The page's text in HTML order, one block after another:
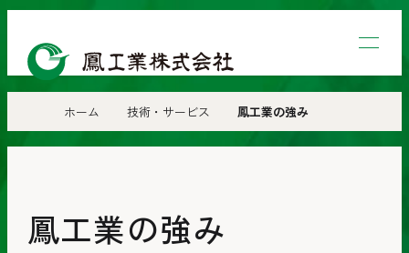
鳳
工
株
社
ホーム 技術・サービス 鳳工業の強み
鳳工業の強み